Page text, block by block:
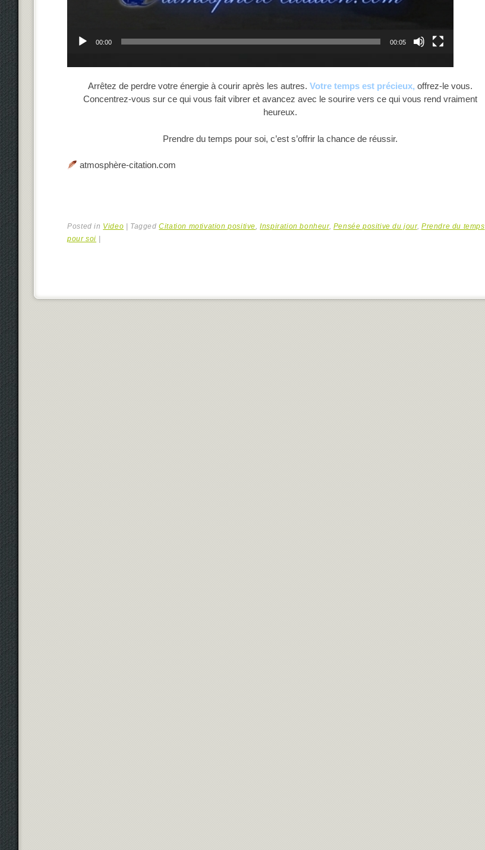
00:00 00:05
Arrêtez de perdre votre énergie à courir après les autres. Votre temps est précieux, offrez-le vous.
Concentrez-vous sur ce qui vous fait vibrer et avancez avec le sourire vers ce qui vous rend vraiment
heureux.
Prendre du temps pour soi, c’est s’offrir la chance de réussir.
atmosphère-citation.com
Posted in Video TaggedCitation motivation positive,Inspiration bonheur, Pensée positive du jour, Prendre du temps
pour soi